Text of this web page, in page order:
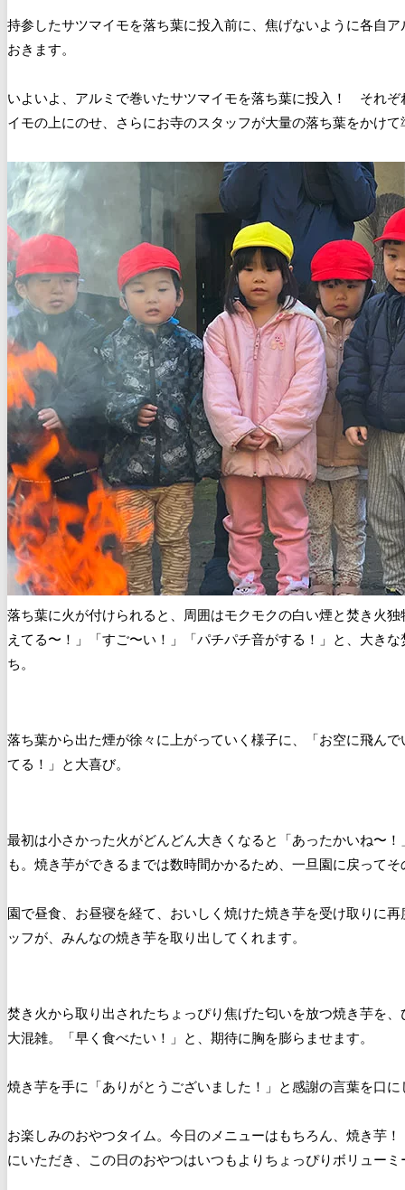
持参したサツマイモを落ち葉に投入前に、焦げないように各自
おきます。
いよいよ、アルミで巻いたサツマイモを落ち葉に投入！ それぞ
イモの上にのせ、さらにお寺のスタッフが大量の落ち葉をかけて
落ち葉に火が付けられると、周囲はモクモクの白い煙と焚き火
えてる〜！」「すご〜い！」「パチパチ音がする！」と、大き
ち。
落ち葉から出た煙が徐々に上がっていく様子に、「お空に飛ん
てる！」と大喜び。
最初は小さかった火がどんどん大きくなると「あったかいね〜
も。焼き芋ができるまでは数時間かかるため、一旦園に戻って
園で昼食、お昼寝を経て、おいしく焼けた焼き芋を受け取りに
ッフが、みんなの焼き芋を取り出してくれます。
焚き火から取り出されたちょっぴり焦げた匂いを放つ焼き芋を
大混雑。「早く食べたい！」と、期待に胸を膨らませます。
焼き芋を手に「ありがとうございました！」と感謝の言葉を口
お楽しみのおやつタイム。今日のメニューはもちろん、焼き芋
にいただき、この日のおやつはいつもよりちょっぴりボリューミ